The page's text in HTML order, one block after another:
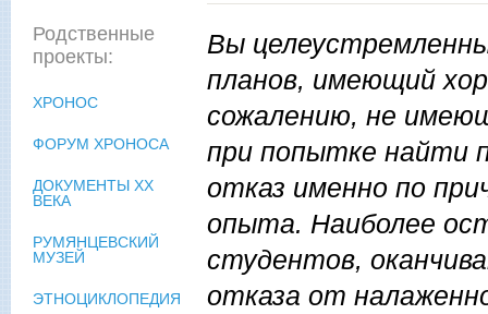
Вы
планов, имеющий
сожалению, не
при попытке найти
отказ именно по
опыта. Наиболее
студентов,
отказа от
Родственные
проекты:
ХРОНОС
ФОРУМ ХРОНОСА
ДОКУМЕНТЫ XX
ВЕКА
РУМЯНЦЕВСКИЙ
МУЗЕЙ
ЭТНОЦИКЛОПЕДИЯ